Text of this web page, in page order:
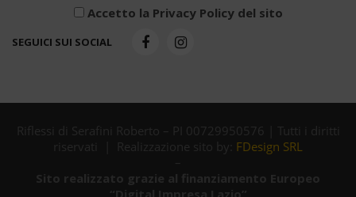
Accetto la Privacy Policy del sito
SEGUICI SUI SOCIAL
Riflessi di Serafini Roberto – PI 00729950576 | Tutti i diritti
riservati | Realizzazione sito by: FDesign SRL
–
Sito realizzato grazie al finanziamento Europeo
“Digital Impresa Lazio”